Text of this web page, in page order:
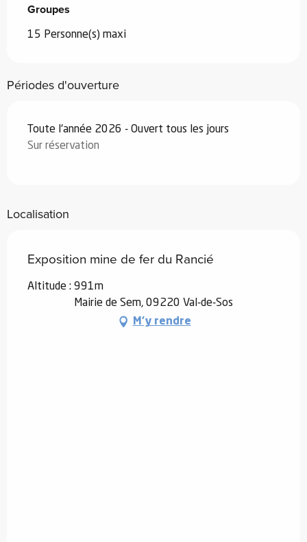
Groupes
Groupes
15 Personne(s) maxi
Périodes d'ouverture
Toute l'année 2026 - Ouvert tous les jours
Sur réservation
Localisation
Exposition mine de fer du Rancié
Altitude : 991m
Mairie de Sem, 09220 Val-de-Sos
M'y rendre